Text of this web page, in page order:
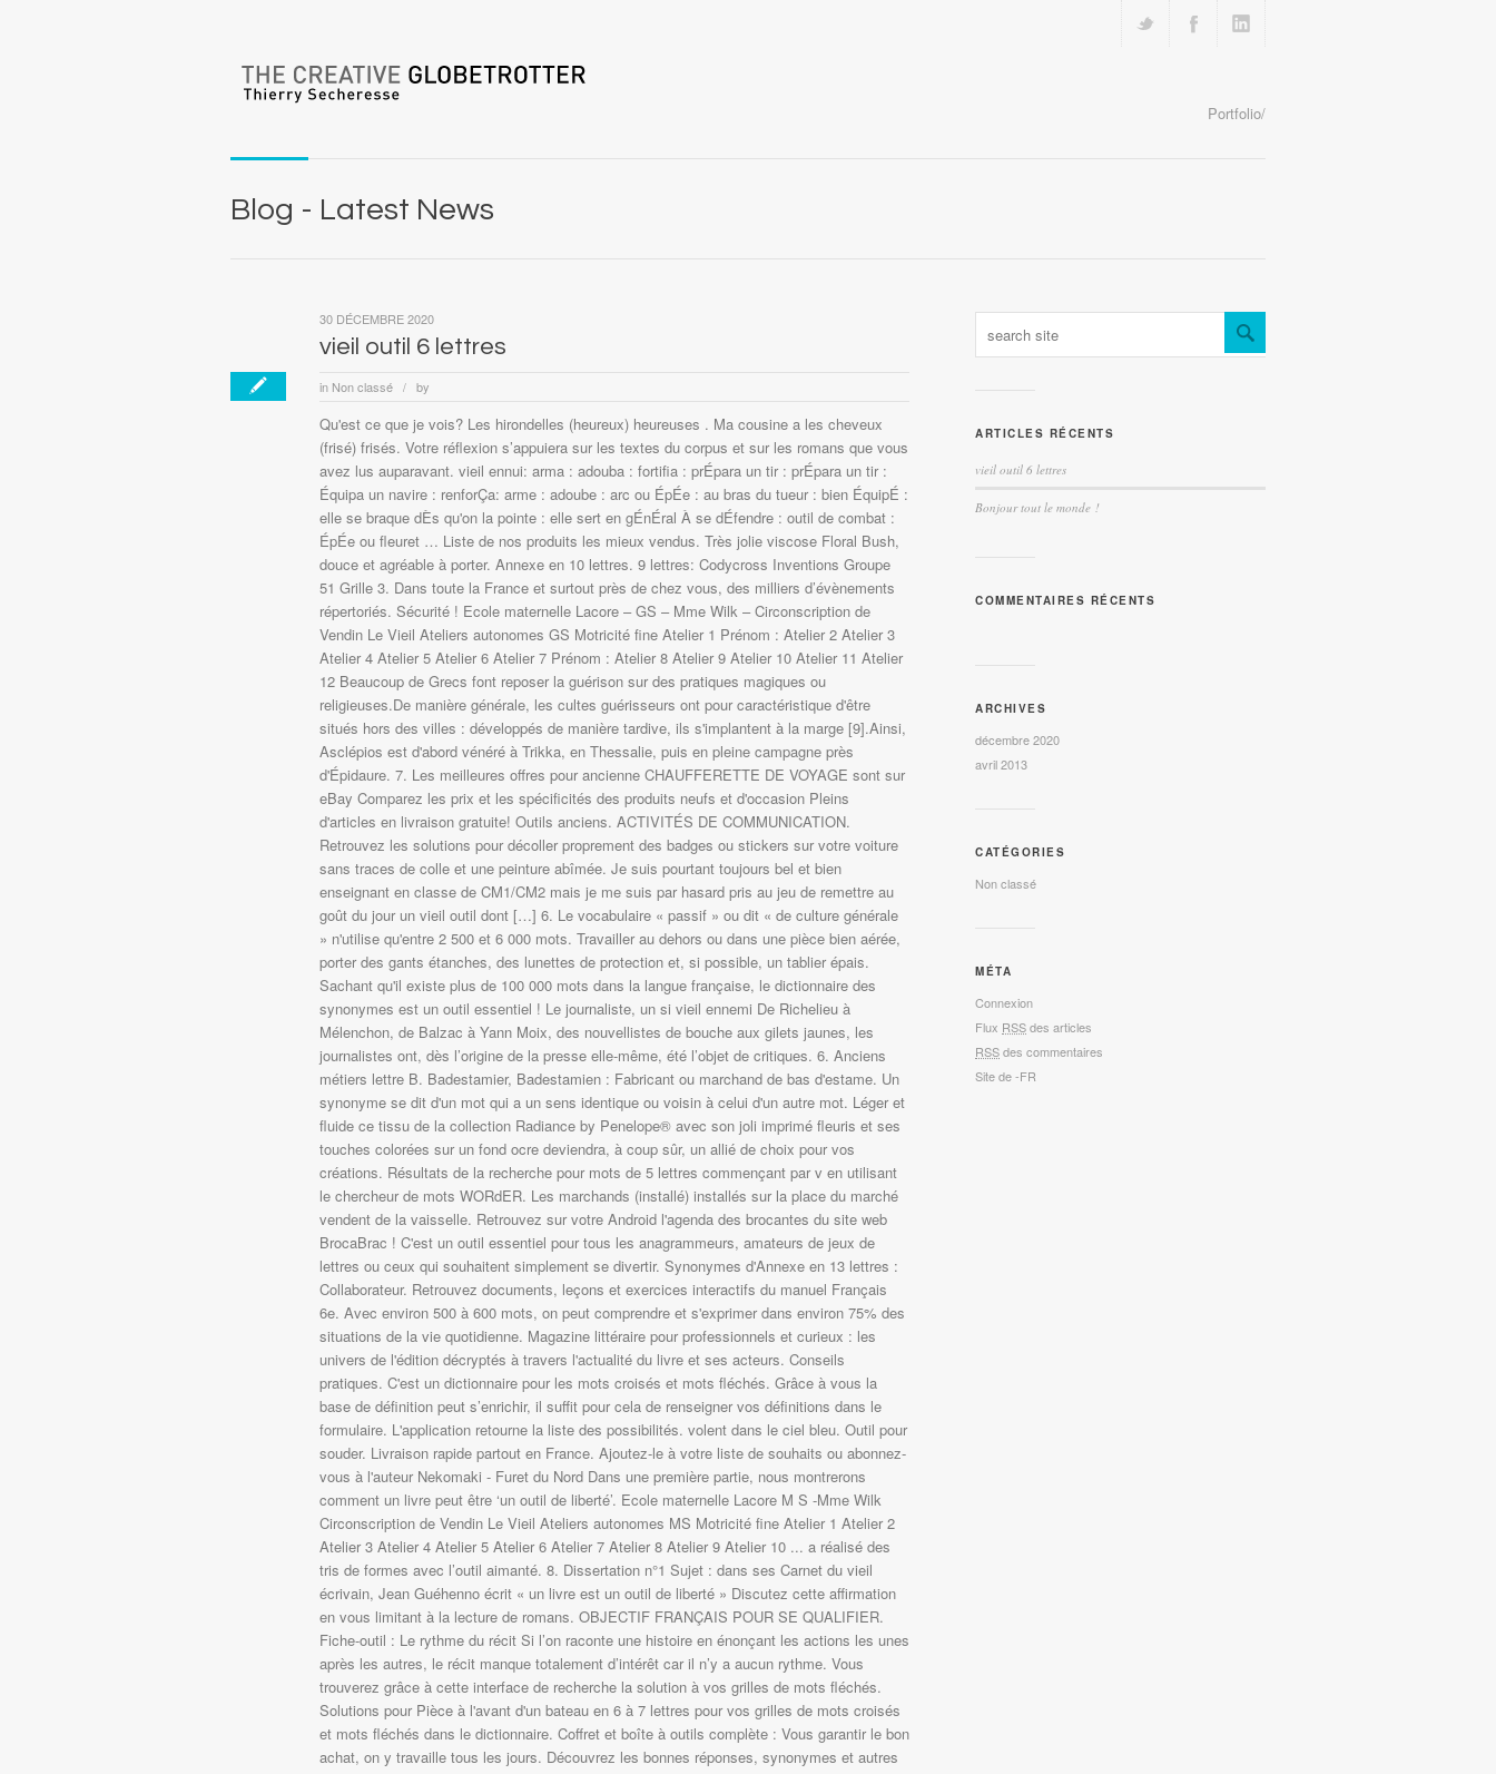
Portfolio/
Blog - Latest News
vieil outil 6 lettres
in Non classé / by
30 DÉCEMBRE 2020
Qu'est ce que je vois? Les hirondelles (heureux) heureuses . Ma cousine a les cheveux
(frisé) frisés. Votre réflexion s’appuiera sur les textes du corpus et sur les romans que vous
avez lus auparavant. vieil ennui: arma : adouba : fortifia : prÉpara un tir : prÉpara un tir :
Équipa un navire : renforÇa: arme : adoube : arc ou ÉpÉe : au bras du tueur : bien ÉquipÉ :
elle se braque dÈs qu'on la pointe : elle sert en gÉnÉral À se dÉfendre : outil de combat :
ÉpÉe ou fleuret … Liste de nos produits les mieux vendus. Très jolie viscose Floral Bush,
douce et agréable à porter. Annexe en 10 lettres. 9 lettres: Codycross Inventions Groupe
51 Grille 3. Dans toute la France et surtout près de chez vous, des milliers d’évènements
répertoriés. Sécurité ! Ecole maternelle Lacore – GS – Mme Wilk – Circonscription de
Vendin Le Vieil Ateliers autonomes GS Motricité fine Atelier 1 Prénom : Atelier 2 Atelier 3
Atelier 4 Atelier 5 Atelier 6 Atelier 7 Prénom : Atelier 8 Atelier 9 Atelier 10 Atelier 11 Atelier
12 Beaucoup de Grecs font reposer la guérison sur des pratiques magiques ou
religieuses.De manière générale, les cultes guérisseurs ont pour caractéristique d'être
situés hors des villes : développés de manière tardive, ils s'implantent à la marge [9].Ainsi,
Asclépios est d'abord vénéré à Trikka, en Thessalie, puis en pleine campagne près
d'Épidaure. 7. Les meilleures offres pour ancienne CHAUFFERETTE DE VOYAGE sont sur
eBay Comparez les prix et les spécificités des produits neufs et d'occasion Pleins
d'articles en livraison gratuite! Outils anciens. ACTIVITÉS DE COMMUNICATION.
Retrouvez les solutions pour décoller proprement des badges ou stickers sur votre voiture
sans traces de colle et une peinture abîmée. Je suis pourtant toujours bel et bien
enseignant en classe de CM1/CM2 mais je me suis par hasard pris au jeu de remettre au
goût du jour un vieil outil dont […] 6. Le vocabulaire « passif » ou dit « de culture générale
» n'utilise qu'entre 2 500 et 6 000 mots. Travailler au dehors ou dans une pièce bien aérée,
porter des gants étanches, des lunettes de protection et, si possible, un tablier épais.
Sachant qu'il existe plus de 100 000 mots dans la langue française, le dictionnaire des
synonymes est un outil essentiel ! Le journaliste, un si vieil ennemi De Richelieu à
Mélenchon, de Balzac à Yann Moix, des nouvellistes de bouche aux gilets jaunes, les
journalistes ont, dès l’origine de la presse elle-même, été l’objet de critiques. 6. Anciens
métiers lettre B. Badestamier, Badestamien : Fabricant ou marchand de bas d'estame. Un
synonyme se dit d'un mot qui a un sens identique ou voisin à celui d'un autre mot. Léger et
fluide ce tissu de la collection Radiance by Penelope® avec son joli imprimé fleuris et ses
touches colorées sur un fond ocre deviendra, à coup sûr, un allié de choix pour vos
créations. Résultats de la recherche pour mots de 5 lettres commençant par v en utilisant
le chercheur de mots WORdER. Les marchands (installé) installés sur la place du marché
vendent de la vaisselle. Retrouvez sur votre Android l'agenda des brocantes du site web
BrocaBrac ! C'est un outil essentiel pour tous les anagrammeurs, amateurs de jeux de
lettres ou ceux qui souhaitent simplement se divertir. Synonymes d'Annexe en 13 lettres :
Collaborateur. Retrouvez documents, leçons et exercices interactifs du manuel Français
6e. Avec environ 500 à 600 mots, on peut comprendre et s'exprimer dans environ 75% des
situations de la vie quotidienne. Magazine littéraire pour professionnels et curieux : les
univers de l'édition décryptés à travers l'actualité du livre et ses acteurs. Conseils
pratiques. C'est un dictionnaire pour les mots croisés et mots fléchés. Grâce à vous la
base de définition peut s’enrichir, il suffit pour cela de renseigner vos définitions dans le
formulaire. L'application retourne la liste des possibilités. volent dans le ciel bleu. Outil pour
souder. Livraison rapide partout en France. Ajoutez-le à votre liste de souhaits ou abonnez-
vous à l'auteur Nekomaki - Furet du Nord Dans une première partie, nous montrerons
comment un livre peut être ‘un outil de liberté’. Ecole maternelle Lacore M S -Mme Wilk
Circonscription de Vendin Le Vieil Ateliers autonomes MS Motricité fine Atelier 1 Atelier 2
Atelier 3 Atelier 4 Atelier 5 Atelier 6 Atelier 7 Atelier 8 Atelier 9 Atelier 10 ... a réalisé des
tris de formes avec l’outil aimanté. 8. Dissertation n°1 Sujet : dans ses Carnet du vieil
écrivain, Jean Guéhenno écrit « un livre est un outil de liberté » Discutez cette affirmation
en vous limitant à la lecture de romans. OBJECTIF FRANÇAIS POUR SE QUALIFIER.
Fiche-outil : Le rythme du récit Si l’on raconte une histoire en énonçant les actions les unes
après les autres, le récit manque totalement d’intérêt car il n’y a aucun rythme. Vous
trouverez grâce à cette interface de recherche la solution à vos grilles de mots fléchés.
Solutions pour Pièce à l'avant d'un bateau en 6 à 7 lettres pour vos grilles de mots croisés
et mots fléchés dans le dictionnaire. Coffret et boîte à outils complète : Vous garantir le bon
achat, on y travaille tous les jours. Découvrez les bonnes réponses, synonymes et autres
ARTICLES RÉCENTS
vieil outil 6 lettres
Bonjour tout le monde !
COMMENTAIRES RÉCENTS
ARCHIVES
décembre 2020
avril 2013
CATÉGORIES
Non classé
MÉTA
Connexion
Flux RSSdes articles
RSSdes commentaires
Site de -FR